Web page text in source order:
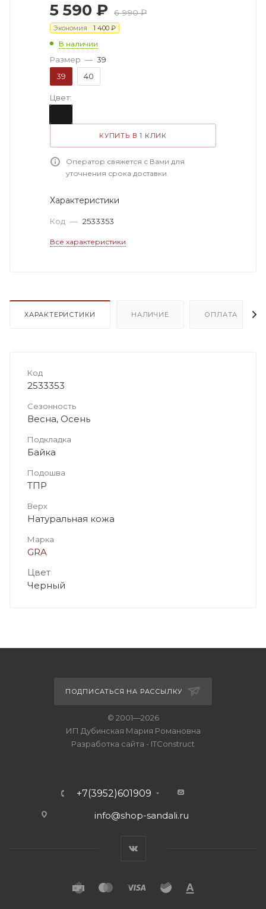
5 590 ₽ 6 990₽
Экономия 1 400 ₽
В наличии
Размер — 39
39
40
Цвет:
КУПИТЬ В 1 КЛИК
Оператор свяжется с Вами для
уточнения срока доставки.
Характеристики
Код — 2533353
Все характеристики
ХАРАКТЕРИСТИКИ НАЛИЧИЕ ОПЛАТА
Код
2533353
Сезонность
Весна, Осень
Подкладка
Байка
Подошва
ТПР
Верх
Натуральная кожа
Марка
GRA
Цвет
Черный
ПОДПИСАТЬСЯ НА РАССЫЛКУ
© 2001—2026
ИП Дубинская Мария Романовна
Разработка сайта - ITConstruct
+7(3952)601909
info@shop-sandali.ru